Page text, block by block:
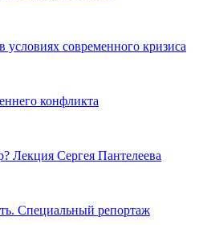
условиях современного кризиса
конфликта
Лекция Сергея Пантелеева
Специальный репортаж